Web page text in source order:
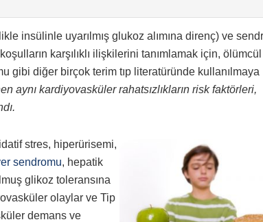
insülinle uyarılmış glukoz alımına direnç) ve
karşılıklı ilişkilerini tanımlamak için, ölümcül
gibi diğer birçok terim tıp literatüründe kullanılmaya
aynı kardiyovasküler rahatsızlıkların risk faktörleri,
stres, hiperürisemi,
sendromu, hepatik
glikoz toleransına
olaylar ve Tip
demans ve